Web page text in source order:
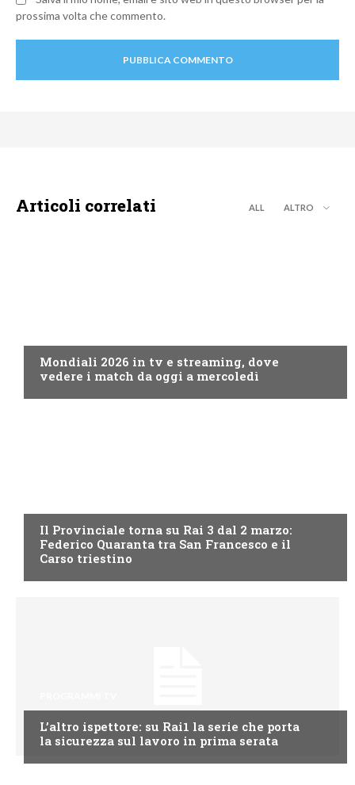
prossima volta che commento.
Articoli correlati ALL ALTRO
Mondiali 2026 in tv e streaming, dove
vedere i match da oggi a mercoledì
Il Provinciale torna su Rai 3 dal 2 marzo:
Federico Quaranta tra San Francesco e il
Carso triestino
L’altro ispettore: su Rai1 la serie che porta
la sicurezza sul lavoro in prima serata